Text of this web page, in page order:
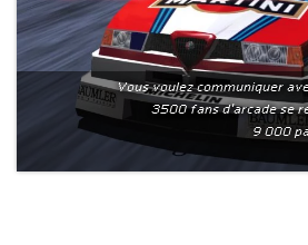
Vous voulez communiquer
3500 fans d'arcade se
9 000